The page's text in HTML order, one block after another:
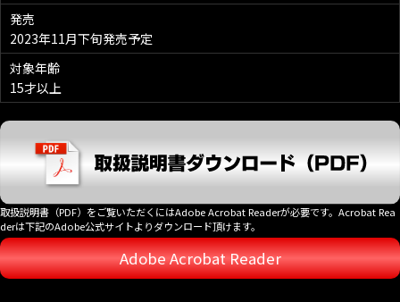
発売
2023年11月下旬発売予定
対象年齢
15才以上
取扱説明書（PDF）をご覧いただくにはAdobe Acrobat Readerが必要です。Acrobat Rea
derは下記のAdobe公式サイトよりダウンロード頂けます。
Adobe Acrobat Reader